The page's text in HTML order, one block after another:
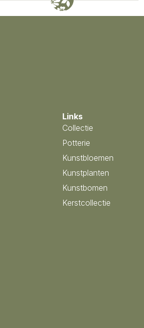
Links
Collectie
Potterie
Kunstbloemen
Kunstplanten
Kunstbomen
Kerstcollectie